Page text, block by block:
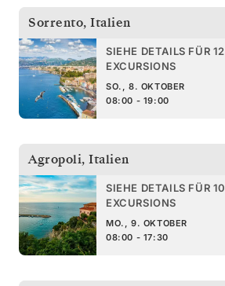
Sorrento, Italien
SIEHE DETAILS FÜR 12
EXCURSIONS
SO., 8. OKTOBER
08:00 - 19:00
Agropoli, Italien
SIEHE DETAILS FÜR 10
EXCURSIONS
MO., 9. OKTOBER
08:00 - 17:30